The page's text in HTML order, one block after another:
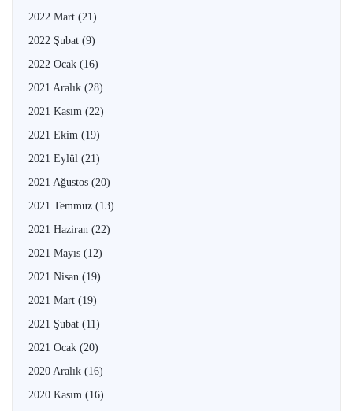
2022 Mart (21)
2022 Şubat (9)
2022 Ocak (16)
2021 Aralık (28)
2021 Kasım (22)
2021 Ekim (19)
2021 Eylül (21)
2021 Ağustos (20)
2021 Temmuz (13)
2021 Haziran (22)
2021 Mayıs (12)
2021 Nisan (19)
2021 Mart (19)
2021 Şubat (11)
2021 Ocak (20)
2020 Aralık (16)
2020 Kasım (16)